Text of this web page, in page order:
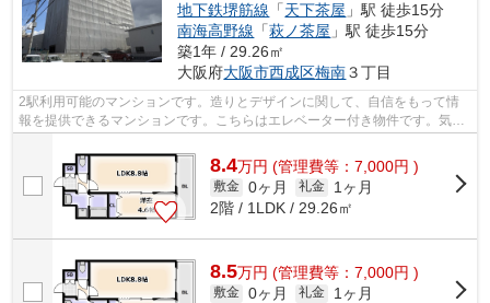
地下鉄堺筋線 「天下茶屋 」駅 徒歩15分
南海高野線 「萩ノ茶屋 」駅 徒歩15分
築1年 / 29.26㎡
大阪府大阪市西成区梅南３丁目
2駅利用可能のマンションです。造りとデザインに関して、自信をもって情
報を提供できるマンションです。こちらはエレベーター付き物件です。気に
8.4万円 (管理費等：7,000円 )
敷金 0ヶ月 礼金
1ヶ月
2階 / 1LDK / 29.26㎡
8.5万円 (管理費等：7,000円 )
敷金 0ヶ月 礼金
1ヶ月